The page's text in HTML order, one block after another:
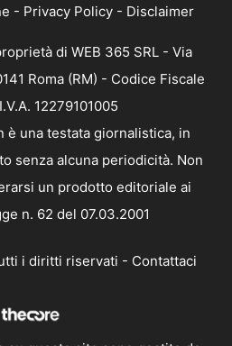
- Privacy Policy - Disclaimer
di WEB 365 SRL - Via
Roma (RM) - Codice Fiscale
12279101005
è una testata giornalistica, in
senza alcuna periodicità. Non
un prodotto editoriale ai
n. 62 del 07.03.2001
i diritti riservati - Contattaci